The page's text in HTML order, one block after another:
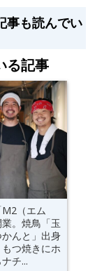
事も読んでい
る記事
（エム
。焼鳥「玉
んと」出身
つ焼きにホ
チ...